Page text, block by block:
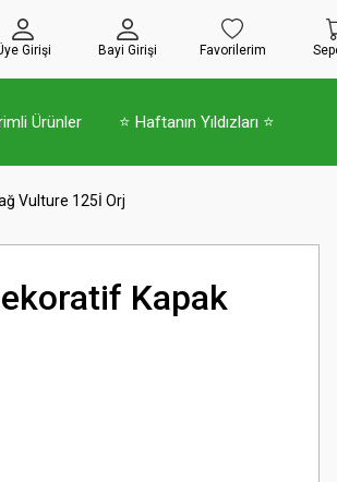
Girişi Bayi Girişi Favorilerim
Ürünler ⭐ Haftanın Yıldızları ⭐
Vulture 125İ Orj
Kapak